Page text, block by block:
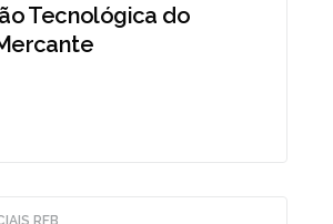
Tecnológica do
RFB